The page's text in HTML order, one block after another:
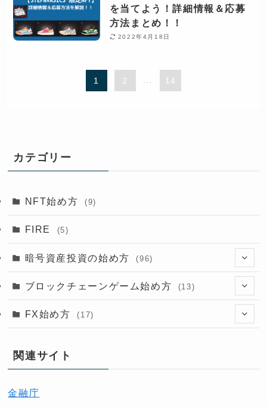
を当てよう！詳細情報＆応募
方法まとめ！！
2022年4月18日
1 2 ... 14
カテゴリー
NFT始め方 (9)
FIRE (5)
暗号資産投資の始め方 (96)
(11)
ブロックチェーンゲーム始め方 (13)
(9)
FX始め方 (17)
関連サイト
金融庁